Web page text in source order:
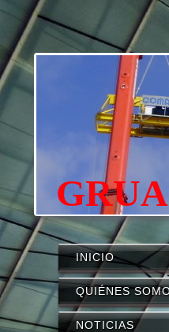
INICIO
QUIÉNES
NOTICIAS